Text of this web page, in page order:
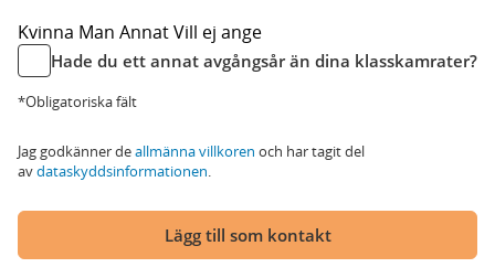
Kvinna Man AnnatVill ej ange
Hade du ett annat avgångsår än dina klasskamrater?
*Obligatoriska fält
Jag godkänner deallmänna villkoren och har tagit del
avdataskyddsinformationen.
Lägg till som kontakt